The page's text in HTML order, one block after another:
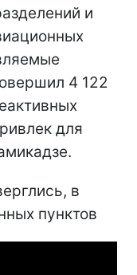
и
4 122
для
в
пунктов